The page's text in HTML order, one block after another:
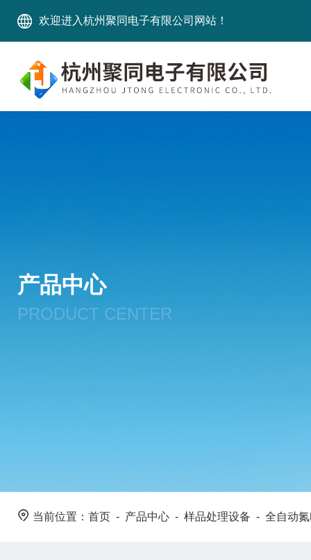
欢迎进入杭州聚同电子有限公司网站！
产品中心
PRODUCT CENTER
当前位置： 首页 - 产品中心 - 样品处理设备 - 全自动